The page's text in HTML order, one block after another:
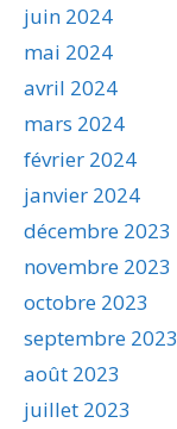
juin 2024
mai 2024
avril 2024
mars 2024
février 2024
janvier 2024
décembre 2023
novembre 2023
octobre 2023
septembre 2023
août 2023
juillet 2023